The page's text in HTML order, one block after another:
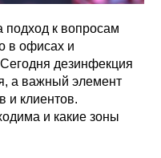
к вопросам
в офисах и
дезинфекция
а важный элемент
и клиентов.
и какие зоны